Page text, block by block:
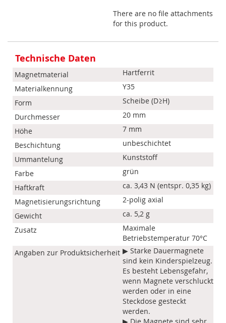
There are no file attachments
for this product.
Informationen
Technische Daten
Magnetmaterial
Hartferrit
Materialkennung
Y35
Form
Scheibe (D≥H)
Durchmesser
20 mm
Höhe
7 mm
Beschichtung
unbeschichtet
Ummantelung
Kunststoff
Farbe
grün
Haftkraft
ca. 3,43 N (entspr. 0,35 kg)
Magnetisierungsrichtung
2-polig axial
Gewicht
ca. 5,2 g
Zusatz
Maximale
Betriebstemperatur 70°C
Angaben zur Produktsicherheit ▶ Starke Dauermagnete
sind kein Kinderspielzeug.
Es besteht Lebensgefahr,
wenn Magnete verschluckt
werden oder in eine
Steckdose gesteckt
werden.
▶ Die Magnete sind sehr